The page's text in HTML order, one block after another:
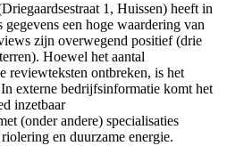
1, Huissen) heeft in
een hoge waardering van
zijn overwegend positief (drie
Hoewel het aantal
reviewteksten ontbreken, is het
externe bedrijfsinformatie komt het
inzetbaar
(onder andere) specialisaties
en duurzame energie.